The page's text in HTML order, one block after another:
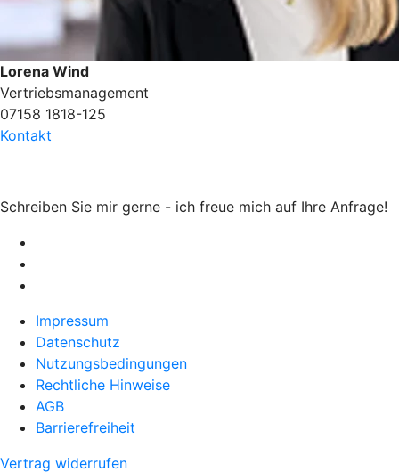
Lorena Wind
Vertriebsmanagement
07158 1818-125
Kontakt
Schreiben Sie mir gerne - ich freue mich auf Ihre Anfrage!
Impressum
Datenschutz
Nutzungsbedingungen
Rechtliche Hinweise
AGB
Barrierefreiheit
Vertrag widerrufen